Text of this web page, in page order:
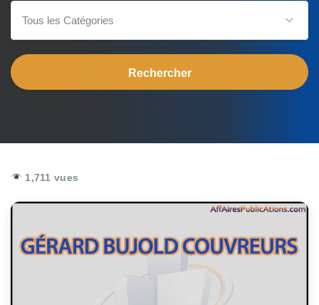
Tous les Catégories
1,711 vues